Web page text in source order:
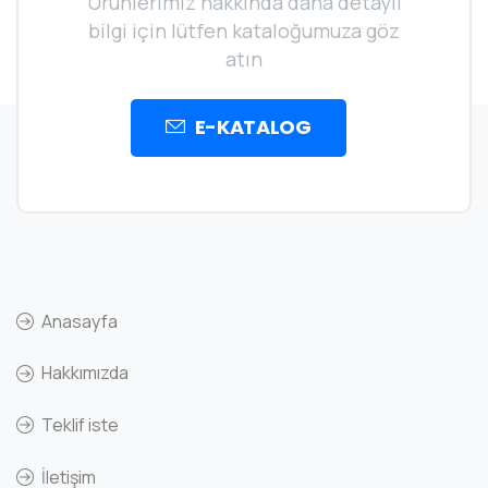
bilgi için lütfen kataloğumuza göz
atın
E-KATALOG
Anasayfa
Hakkımızda
Teklif iste
İletişim